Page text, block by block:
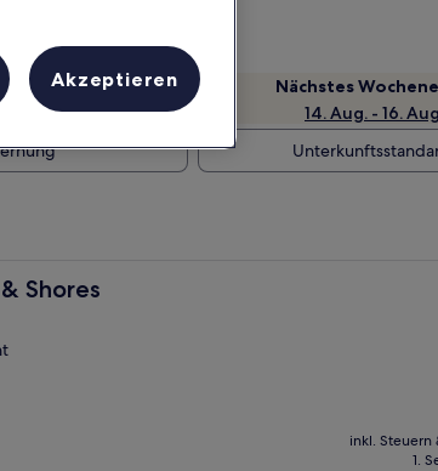
- 9. Aug.
Nächstes
14. Aug. - 16.
Shores
inkl.
1.
Akzeptieren